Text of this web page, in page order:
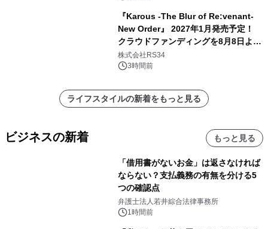
『Karous -The Blur of Re:venant-
New Order』 2027年1月発売予定！
クラウドファンディングを8月8日より
開始
株式会社RS34
3時間前
ライフスタイルの新着をもっと見る
ビジネスの新着 もっと見る
「借用書がないお金」は返さなければ
ならない？支払義務の有無を分ける5
つの確認点
弁護士法人若井綜合法律事務所
1時間前